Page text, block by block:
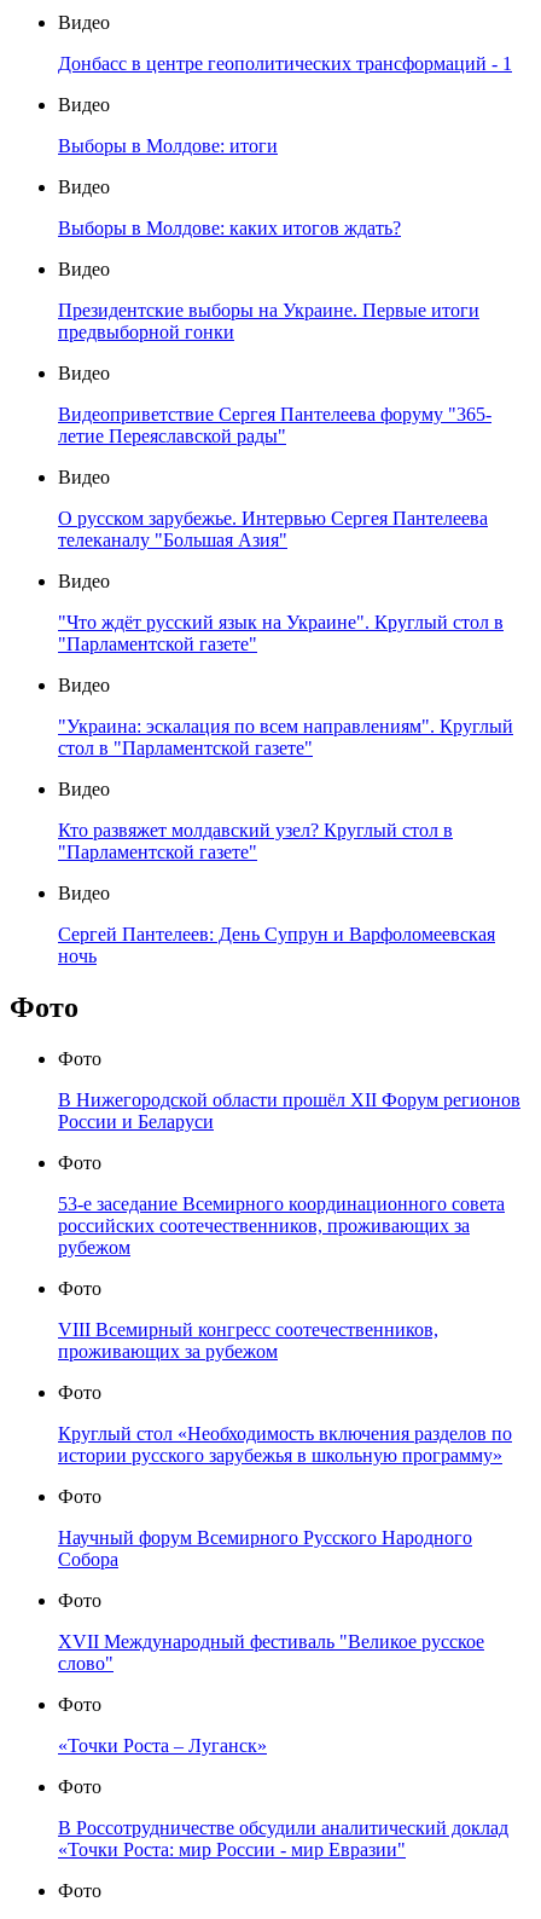
Видео
Донбасс в центре геополитических трансформаций - 1
Видео
Выборы в Молдове: итоги
Видео
Выборы в Молдове: каких итогов ждать?
Видео
Президентские выборы на Украине. Первые итоги
предвыборной гонки
Видео
Видеоприветствие Сергея Пантелеева форуму "365-
летие Переяславской рады"
Видео
О русском зарубежье. Интервью Сергея Пантелеева
телеканалу "Большая Азия"
Видео
"Что ждёт русский язык на Украине". Круглый стол в
"Парламентской газете"
Видео
"Украина: эскалация по всем направлениям". Круглый
стол в "Парламентской газете"
Видео
Кто развяжет молдавский узел? Круглый стол в
"Парламентской газете"
Видео
Сергей Пантелеев: День Супрун и Варфоломеевская
ночь
Фото
Фото
В Нижегородской области прошёл XII Форум регионов
России и Беларуси
Фото
53-е заседание Всемирного координационного совета
российских соотечественников, проживающих за
рубежом
Фото
VIII Всемирный конгресс соотечественников,
проживающих за рубежом
Фото
Круглый стол «Необходимость включения разделов по
истории русского зарубежья в школьную программу»
Фото
Научный форум Всемирного Русского Народного
Собора
Фото
XVII Международный фестиваль "Великое русское
слово"
Фото
«Точки Роста – Луганск»
Фото
В Россотрудничестве обсудили аналитический доклад
«Точки Роста: мир России - мир Евразии"
Фото